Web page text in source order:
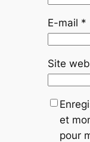
E-mail *
Site web
et
pour